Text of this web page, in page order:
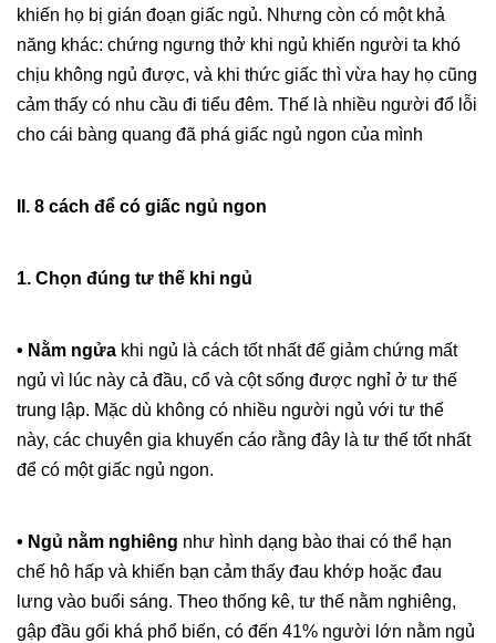
khiến họ bị gián đoạn giấc ngủ. Nhưng còn có một khả
năng khác: chứng ngưng thở khi ngủ khiến người ta khó
chịu không ngủ được, và khi thức giấc thì vừa hay họ cũng
cảm thấy có nhu cầu đi tiểu đêm. Thế là nhiều người đổ lỗi
cho cái bàng quang đã phá giấc ngủ ngon của mình
II. 8 cách để có giấc ngủ ngon
1. Chọn đúng tư thế khi ngủ
• Nằm ngửa khi ngủ là cách tốt nhất để giảm chứng mất
ngủ vì lúc này cả đầu, cổ và cột sống được nghỉ ở tư thế
trung lập. Mặc dù không có nhiều người ngủ với tư thế
này, các chuyên gia khuyến cáo rằng đây là tư thế tốt nhất
để có một giấc ngủ ngon.
• Ngủ nằm nghiêng như hình dạng bào thai có thể hạn
chế hô hấp và khiến bạn cảm thấy đau khớp hoặc đau
lưng vào buổi sáng. Theo thống kê, tư thế nằm nghiêng,
gập đầu gối khá phổ biến, có đến 41% người lớn nằm ngủ